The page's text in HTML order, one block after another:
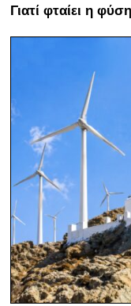
Γιατί φταίει η φύση